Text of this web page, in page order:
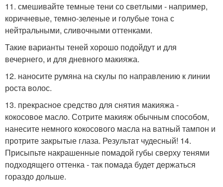
11. смешивайте темные тени со светлыми - например,
коричневые, темно-зеленые и голубые тона с
нейтральными, сливочными оттенками.
Такие варианты теней хорошо подойдут и для
вечернего, и для дневного макияжа.
12. наносите румяна на скулы по направлению к линии
роста волос.
13. прекрасное средство для снятия макияжа -
кокосовое масло. Сотрите макияж обычным способом,
нанесите немного кокосового масла на ватный тампон и
протрите закрытые глаза. Результат чудесный! 14.
Присыпьте накрашенные помадой губы сверху тенями
подходящего оттенка - так помада будет держаться
гораздо дольше.